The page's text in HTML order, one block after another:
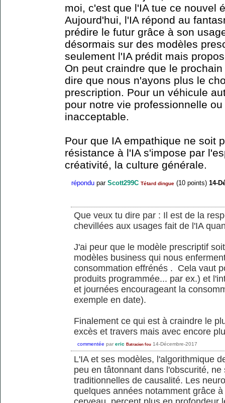
moi, c'est que l'IA tue ce nouvel
Aujourd'hui, l'IA répond au
prédire le futur grâce à son
désormais sur des modèles
seulement l'IA prédit mais
On peut craindre que le
dire que nous n'ayons plus le
prescription. Pour un véhicule
pour notre vie professionnelle
inacceptable.
Pour que IA empathique ne soit
résistance à l'IA s'impose par
créativité, la culture générale.
répondu par Scott299C Tétard dingue (10 points) 14-
Que veux tu dire par : Il est de la
chevillées aux usages fait de l'IA
J'ai peur que le modèle prescriptif
modèles business qui nous
consommation effrénés . Cela vaut
produits programmée... par ex.) et
et journées encourageant la
exemple en date).
Finalement ce qui est à craindre le
excès et travers mais avec encore
commentée par eric Batracien fou 14-Décembre-2017
L'IA et ses modèles, l'algorithmique
peu en tâtonnant dans l'obscurité,
traditionnelles de causalité. Les
quelques années notamment grâce